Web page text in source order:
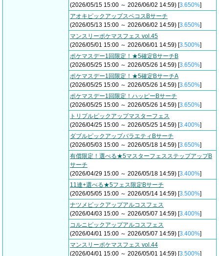
(2026/05/15 15:00 ～ 2026/06/02 14:59) [3.650%]
アオキピックアップスペコスBサーチ
(2026/05/13 15:00 ～ 2026/06/02 14:59) [3.650%]
マンスリーポケマスフェス vol.45
(2026/05/01 15:00 ～ 2026/06/01 14:59) [3.500%]
ポケマスデー1回限定！★5確定BサーチB
(2026/05/25 15:00 ～ 2026/05/26 14:59) [3.650%]
ポケマスデー1回限定！★5確定BサーチA
(2026/05/25 15:00 ～ 2026/05/26 14:59) [3.650%]
ポケマスデー1回限定！ハッピーBサーチ
(2026/05/25 15:00 ～ 2026/05/26 14:59) [3.650%]
トリプルピックアップマスターフェス
(2026/04/25 15:00 ～ 2026/05/25 14:59) [3.400%]
ダブルピックアップバラエティBサーチ
(2026/05/03 15:00 ～ 2026/05/18 14:59) [3.650%]
有償限定！選べる★5マスターフェスステップアップB
サーチ
(2026/04/29 15:00 ～ 2026/05/18 14:59) [3.400%]
11連+選べる★5フェス限定Bサーチ
(2026/05/05 15:00 ～ 2026/05/14 14:59) [3.500%]
ナツメピックアップアルコスフェス
(2026/04/03 15:00 ～ 2026/05/07 14:59) [3.400%]
コルニピックアップアルコスフェス
(2026/04/01 15:00 ～ 2026/05/07 14:59) [3.400%]
マンスリーポケマスフェス vol.44
(2026/04/01 15:00 ～ 2026/05/01 14:59) [3.500%]